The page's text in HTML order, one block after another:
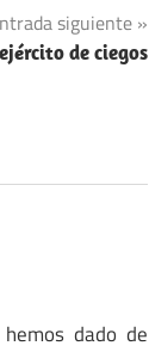
siguiente
de ciegos
dado de